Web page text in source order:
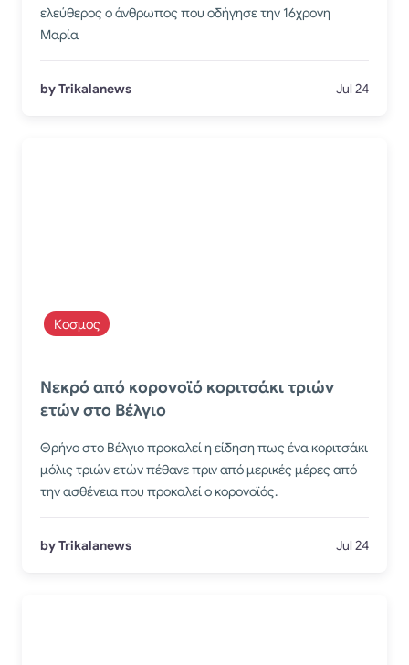
ελεύθερος ο άνθρωπος που οδήγησε την 16χρονη
Μαρία
by Trikalanews Jul 24
Κοσμος
Νεκρό από κορονοϊό κοριτσάκι τριών
ετών στο Βέλγιο
Θρήνο στο Βέλγιο προκαλεί η είδηση πως ένα κοριτσάκι
μόλις τριών ετών πέθανε πριν από μερικές μέρες από
την ασθένεια που προκαλεί ο κορονοϊός.
by Trikalanews Jul 24